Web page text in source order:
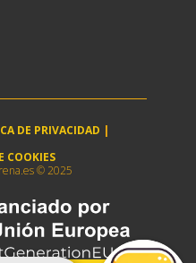
DE PRIVACIDAD |
COOKIES
© 2025